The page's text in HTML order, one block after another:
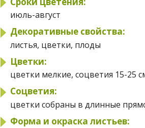
июль-август
Декоративные свойства:
листья, цветки, плоды
Цветки:
цветки мелкие, соцветия 15-25
Соцветия:
цветки собраны в длинные
Форма и окраска листьев: